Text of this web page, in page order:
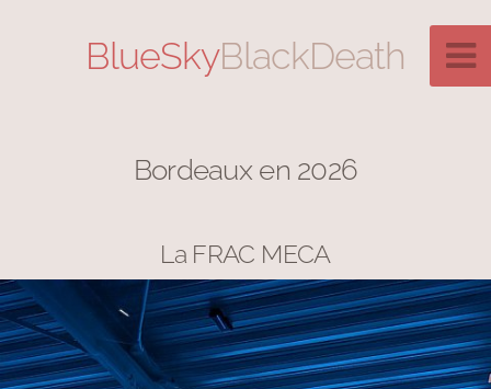
BlueSkyBlackDeath
Bordeaux en 2026
La FRAC MECA